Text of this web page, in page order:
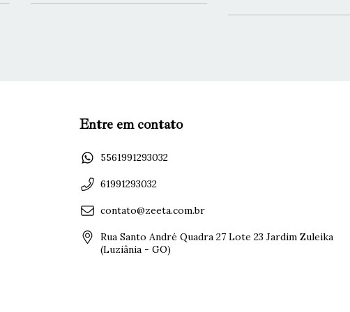
Entre em contato
5561991293032
61991293032
contato@zeeta.com.br
Rua Santo André Quadra 27 Lote 23 Jardim Zuleika
(Luziânia - GO)